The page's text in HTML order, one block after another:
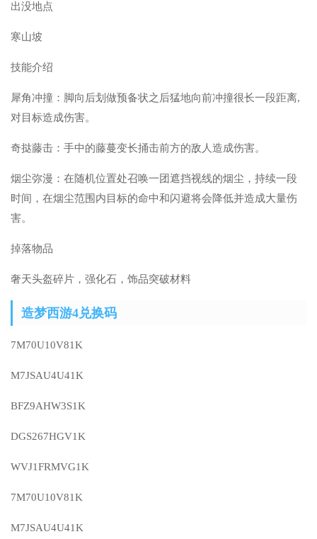
出没地点
寒山坡
技能介绍
犀角冲撞：脚向后划做预备状之后猛地向前冲撞很长一段距离,
对目标造成伤害。
奇挞藤击：手中的藤蔓变长捅击前方的敌人造成伤害。
烟尘弥漫：在随机位置处召唤一团遮挡视线的烟尘，持续一段
时间，在烟尘范围内目标的命中和闪避将会降低并造成大量伤
害。
掉落物品
奢天头盔碎片，强化石，饰品突破材料
造梦西游4兑换码
7M70U10V81K
M7JSAU4U41K
BFZ9AHW3S1K
DGS267HGV1K
WVJ1FRMVG1K
7M70U10V81K
M7JSAU4U41K